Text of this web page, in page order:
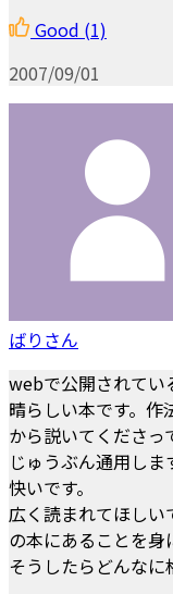
Good (1)
2007/09/01
ばりさん
webで公開されてい
晴らしい本です。作
から説いてくださっ
じゅうぶん通用し
快いです。
広く読まれてほしい
の本にあることを身
そうしたらどんな